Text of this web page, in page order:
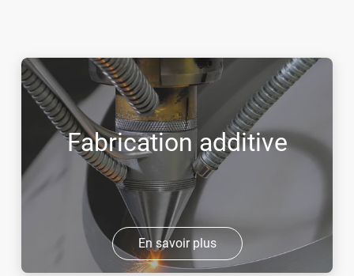
Fabrication additive
En savoir plus